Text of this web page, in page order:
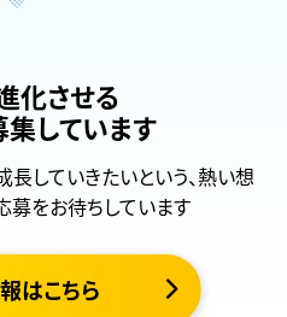
化させる
集しています
していきたいという、熱い想
募をお待ちしています
はこちら